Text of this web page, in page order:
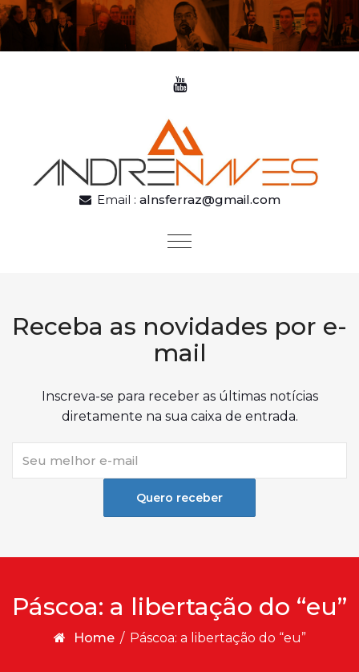
Skip to content
Email : alnsferraz@gmail.com
Toggle
Receba as novidades por e-
mail
Inscreva-se para receber as últimas notícias
diretamente na sua caixa de entrada.
Quero receber
Páscoa: a libertação do “eu”
Home / Páscoa: a libertação do “eu”